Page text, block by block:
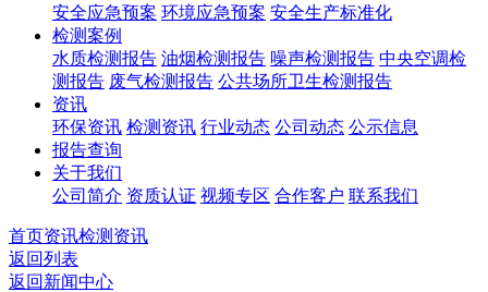
安全应急预案 环境应急预案 安全生产标准化
检测案例
水质检测报告 油烟检测报告 噪声检测报告 中央空调检
测报告 废气检测报告 公共场所卫生检测报告
资讯
环保资讯 检测资讯 行业动态 公司动态 公示信息
报告查询
关于我们
公司简介 资质认证 视频专区 合作客户 联系我们
首页资讯检测资讯
返回列表
返回新闻中心